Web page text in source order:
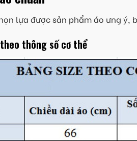
lựa được sản phẩm áo ưng ý,
thông số cơ thể